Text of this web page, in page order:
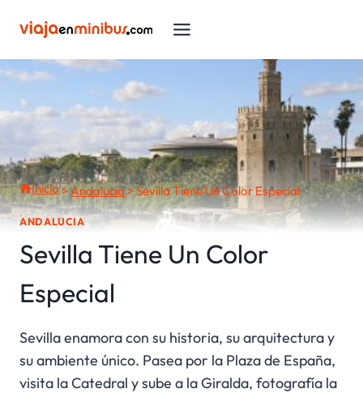
contenido
Inicio>Andalucia>Sevilla Tiene Un Color Especial
ANDALUCIA
Sevilla Tiene Un Color
Especial
Sevilla enamora con su historia, su arquitectura y
su ambiente único. Pasea por la Plaza de España,
visita la Catedral y sube a la Giralda, fotografía la